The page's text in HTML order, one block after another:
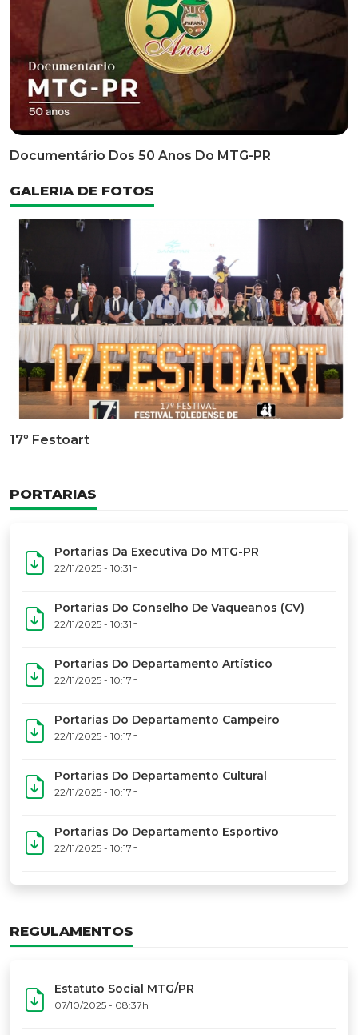
Documentário Dos 50 Anos Do MTG-PR
GALERIA DE FOTOS
17º Festoart
PORTARIAS
Portarias Da Executiva Do MTG-PR
22/11/2025 - 10:31h
Portarias Do Conselho De Vaqueanos (CV)
22/11/2025 - 10:31h
Portarias Do Departamento Artístico
22/11/2025 - 10:17h
Portarias Do Departamento Campeiro
22/11/2025 - 10:17h
Portarias Do Departamento Cultural
22/11/2025 - 10:17h
Portarias Do Departamento Esportivo
22/11/2025 - 10:17h
REGULAMENTOS
Estatuto Social MTG/PR
07/10/2025 - 08:37h